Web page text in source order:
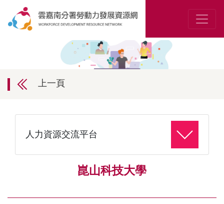
上一頁
人力資源交流平台
崑山科技大學